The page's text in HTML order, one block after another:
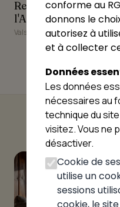
Restaurant l'Atmosphère
Restaurant
l'Atmosphère
Valserhône
conforme au
donnons le
autorisez à
et à collecter
Données
Les données
nécessaires au
technique du
visitez. Vous ne
désactiver.
Cookie de
utilise un
sessions